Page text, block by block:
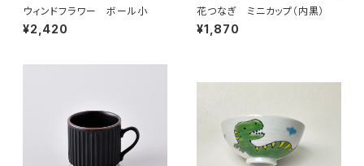
ウィンドフラワー ボール小
¥2,420
花つなぎ ミニカップ（内黒）
¥1,870